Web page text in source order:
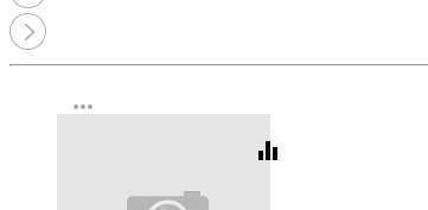
more_horiz
equalizer